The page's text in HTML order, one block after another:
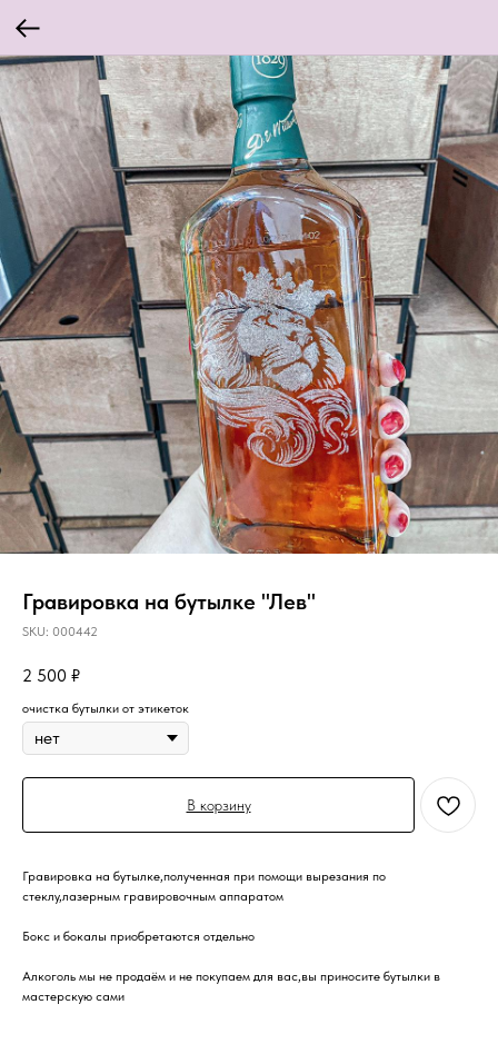
Гравировка на бутылке "Лев"
SKU: 000442
2 500 ₽
очистка бутылки от этикеток
В корзину
Гравировка на бутылке,полученная при помощи вырезания по
стеклу,лазерным гравировочным аппаратом
Бокс и бокалы приобретаются отдельно
Алкоголь мы не продаём и не покупаем для вас,вы приносите бутылки в
мастерскую сами